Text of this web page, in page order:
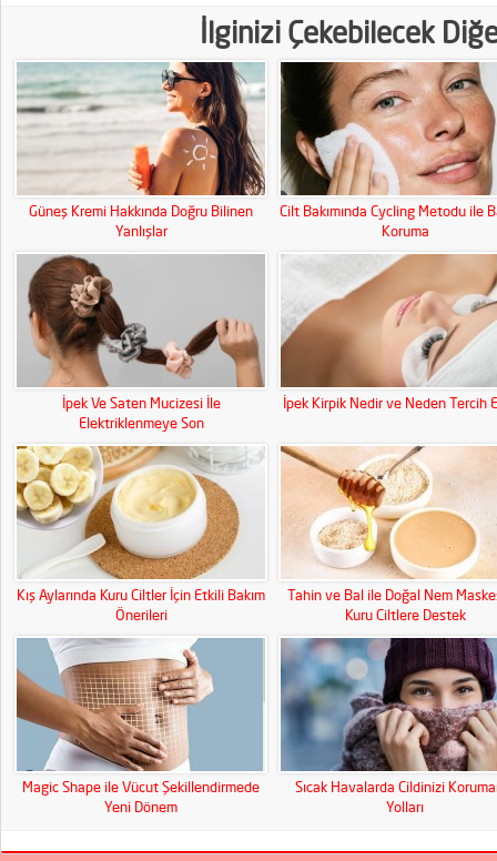
İlginizi Çekebilecek
Güneş Kremi Hakkında Doğru Bilinen
Yanlışlar
Cilt Bakımında Cycling Metodu ile
Koruma
İpek Ve Saten Mucizesi İle
Elektriklenmeye Son
İpek Kirpik Nedir ve Neden Tercih
Kış Aylarında Kuru Ciltler İçin Etkili Bakım
Önerileri
Tahin ve Bal ile Doğal Nem
Kuru Ciltlere Destek
Magic Shape ile Vücut Şekillendirmede
Yeni Dönem
Sıcak Havalarda Cildinizi
Yolları